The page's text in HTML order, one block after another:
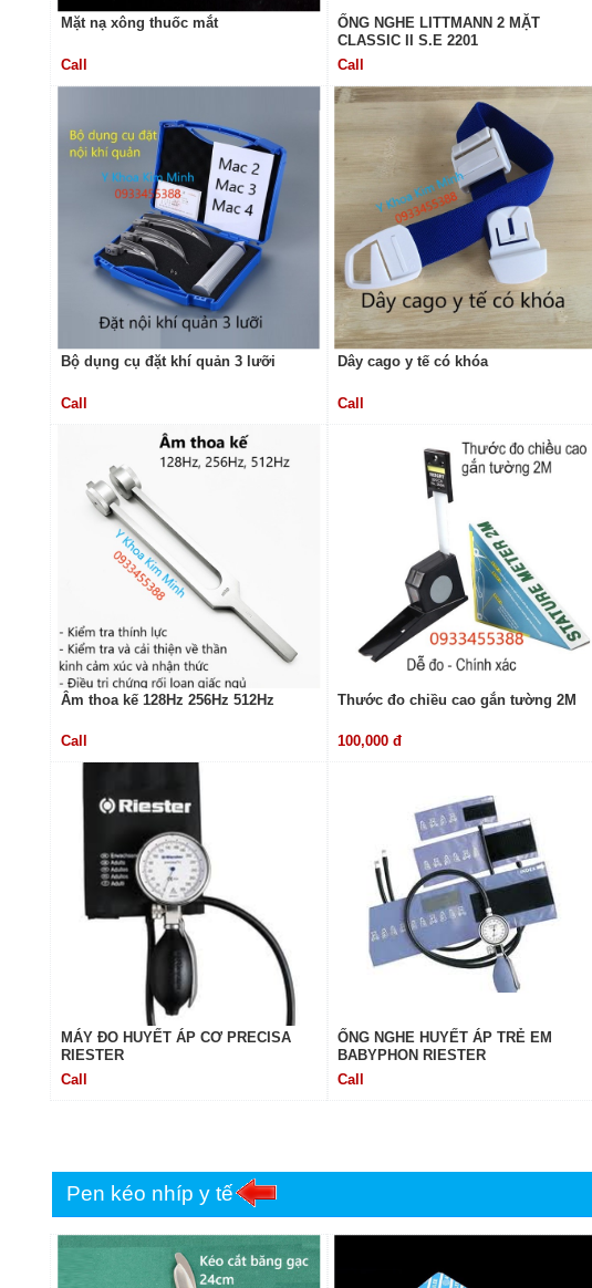
Mặt nạ xông thuốc mắt
Call
ỐNG NGHE LITTMANN 2 MẶT
CLASSIC II S.E 2201
Call
Bộ dụng cụ đặt khí quản 3 lưỡi
Call
Dây cago y tế có khóa
Call
Âm thoa kế 128Hz 256Hz 512Hz
Call
Thước đo chiều cao gắn tường 2M
100,000 đ
MÁY ĐO HUYẾT ÁP CƠ PRECISA
RIESTER
Call
ỐNG NGHE HUYẾT ÁP TRẺ EM
BABYPHON RIESTER
Call
Pen kéo nhíp y tế